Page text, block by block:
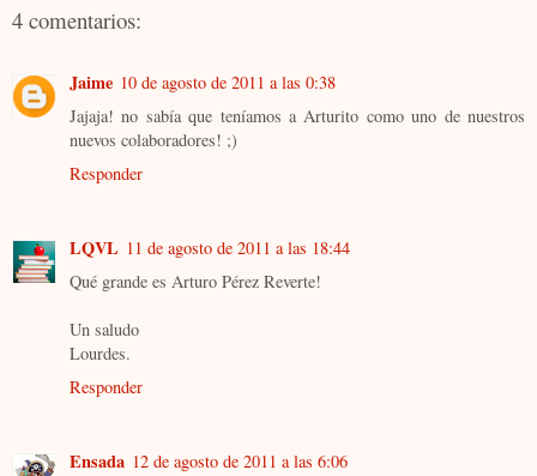
4 comentarios:
Jaime 10 de agosto de 2011 a las 0:38
Jajaja! no sabía que teníamos a Arturito como uno de nuestros
nuevos colaboradores! ;)
Responder
LQVL 11 de agosto de 2011 a las 18:44
Qué grande es Arturo Pérez Reverte!
Un saludo
Lourdes.
Responder
Ensada 12 de agosto de 2011 a las 6:06